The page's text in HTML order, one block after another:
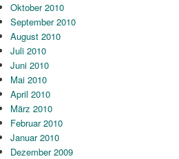
Oktober 2010
September 2010
August 2010
Juli 2010
Juni 2010
Mai 2010
April 2010
März 2010
Februar 2010
Januar 2010
Dezember 2009